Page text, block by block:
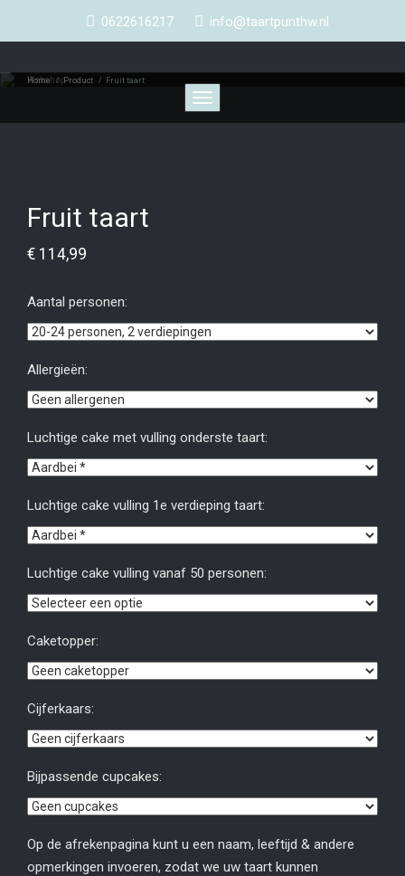
0622616217 info@taartpunthw.nl
Toggle
navigation
Webshop
Home /Product / Fruit taart
Fruit taart
€ 114,99
Aantal personen:
Allergieën:
Luchtige cake met vulling onderste taart:
Luchtige cake vulling 1e verdieping taart:
Luchtige cake vulling vanaf 50 personen:
Caketopper:
Cijferkaars:
Bijpassende cupcakes:
Op de afrekenpagina kunt u een naam, leeftijd & andere
opmerkingen invoeren, zodat we uw taart kunnen